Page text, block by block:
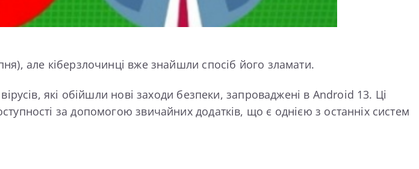
але кіберзлочинці вже знайшли спосіб його зламати.
які обійшли нові заходи безпеки, запроваджені в Android 13. Ці
за допомогою звичайних додатків, що є однією з останніх систем